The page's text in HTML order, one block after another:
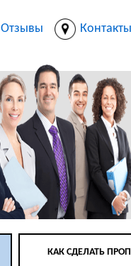
Отзывы
КАК СДЕЛАТЬ